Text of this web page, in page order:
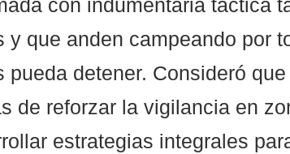
con indumentaria táctica
y que anden campeando por
pueda detener. Consideró
de reforzar la vigilancia en
estrategias integrales